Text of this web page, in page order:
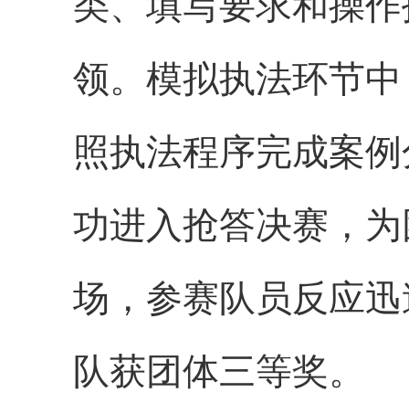
领。模拟执法环节
照执法程序完成案
功进入抢答决赛，
场，参赛队员反应
队获团体三等奖。